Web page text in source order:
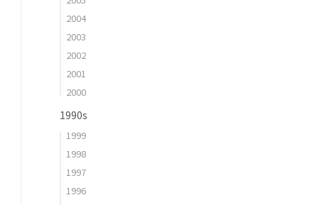
2004
2003
2002
2001
2000
1990s
1999
1998
1997
1996